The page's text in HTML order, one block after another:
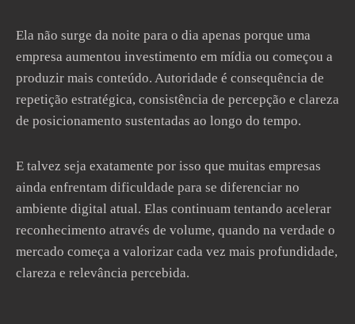
Ela não surge da noite para o dia apenas porque uma
empresa aumentou investimento em mídia ou começou a
produzir mais conteúdo. Autoridade é consequência de
repetição estratégica, consistência de percepção e clareza
de posicionamento sustentadas ao longo do tempo.
E talvez seja exatamente por isso que muitas empresas
ainda enfrentam dificuldade para se diferenciar no
ambiente digital atual. Elas continuam tentando acelerar
reconhecimento através de volume, quando na verdade o
mercado começa a valorizar cada vez mais profundidade,
clareza e relevância percebida.